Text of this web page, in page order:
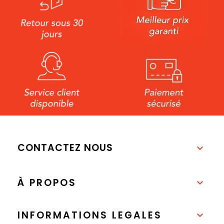
CONTACTEZ NOUS 
À PROPOS 
INFORMATIONS LEGALES 